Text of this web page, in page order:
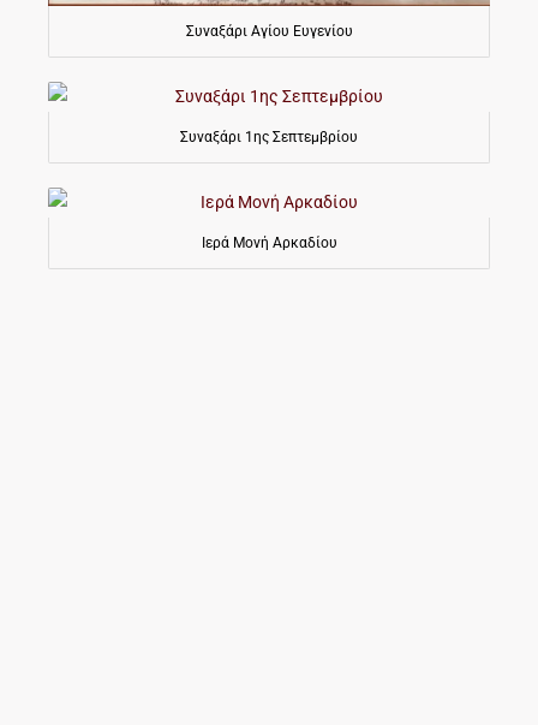
Συναξάρι Αγίου Ευγενίου
Συναξάρι 1ης Σεπτεμβρίου
Ιερά Μονή Αρκαδίου